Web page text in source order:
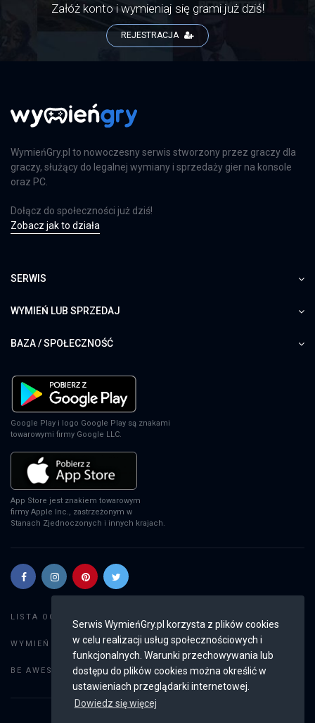
Serwis WymieńGry.pl korzysta z plików cookies
w celu realizacji usług społecznościowych i
funkcjonalnych. Warunki przechowywania lub
dostępu do plików cookies można określić w
ustawieniach przeglądarki internetowej.
Dowiedz się więcej
Załóż konto i wymieniaj się grami już dziś!
REJESTRACJA
WymieńGry.pl to nowoczesny serwis stworzony przez graczy dla
graczy, służący do legalnej wymiany i sprzedaży gier na konsole
oraz PC.
Dołącz do społeczności już dziś!
Zobacz jak to działa
SERWIS
WYMIEŃ LUB SPRZEDAJ
BAZA / SPOŁECZNOŚĆ
Google Play i logo Google Play są znakami
towarowymi firmy Google LLC.
App Store jest znakiem towarowym
firmy Apple Inc., zastrzeżonym w
Stanach Zjednoczonych i innych krajach.
LISTA OGŁOSZEŃ:
WYMIEŃ GRY: Dodaj ogłoszenie
BE AWESOME: Weryfikacja konta